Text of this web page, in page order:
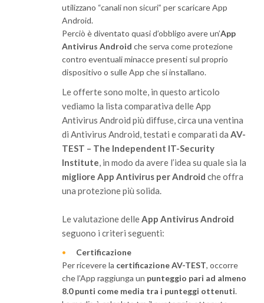
utilizzano “canali non sicuri” per scaricare App
Android.
Perciò è diventato quasi d’obbligo avere un’App
Antivirus Android che serva come protezione
contro eventuali minacce presenti sul proprio
dispositivo o sulle App che si installano.
Le offerte sono molte, in questo articolo
vediamo la lista comparativa delle App
Antivirus Android più diffuse, circa una ventina
di Antivirus Android, testati e comparati da AV-
TEST – The Independent IT-Security
Institute, in modo da avere l’idea su quale sia la
migliore App Antivirus per Android che offra
una protezione più solida.
Le valutazione delleApp Antivirus Android
seguono i criteri seguenti:
Certificazione
Per ricevere la certificazione AV-TEST, occorre
che l’App raggiunga un punteggio pari ad almeno
8.0 punti come media tra i punteggi ottenuti.